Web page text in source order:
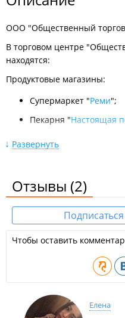
ООО "Общественный
В торговом центре
находятся:
Продуктовые магазины:
Супермаркет "Реми";
Пекарня "Настоящая
​Магазины одежды, цветов,
и творчества, аптеки:
Магазин одежды "
Магазин товаров для
Магазин товаров для
Развернуть
Отзывы (2)
Чтобы оставить
Елена